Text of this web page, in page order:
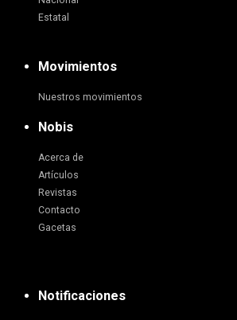
Estatal
Movimientos
Nuestros movimientos
Nobis
Acerca de
Artículos
Revistas
Contacto
Gacetas
Notificaciones